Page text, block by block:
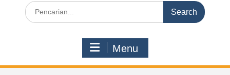
Search
for:
Menu